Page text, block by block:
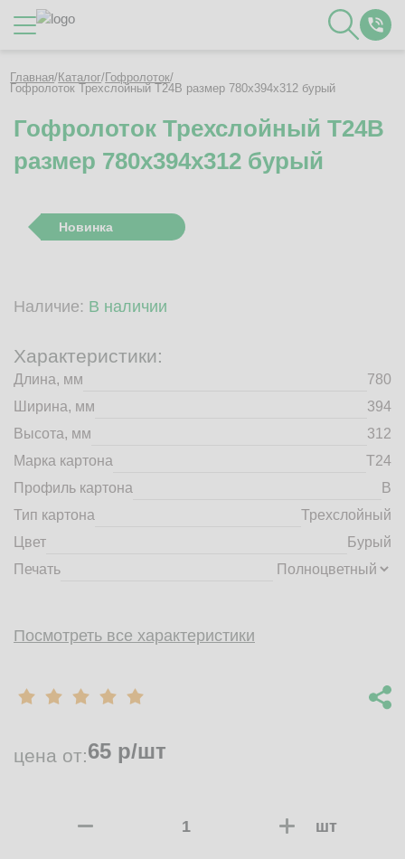
О Компании
Контакты
Полезное
Вакансии
Гофротара с печатью
Рассчитать стоимость упаковки
Пн-Пт 8:00 - 17:00
+7 (4832) 71-44-42
г. Брянск, Белобережская улица, 1А
© 2014 - 2026 | ООО ТД "Брянский картон" Все права защищены,
материалов с сайта строго запрещено.
Главная/Каталог/Гофролоток/
Гофролоток Трехслойный Т24B размер 780x394x312 бурый
Гофролоток Трехслойный Т24B
размер 780x394x312 бурый
Новинка
Наличие: В наличии
Характеристики:
Длина, мм
780
Ширина, мм
394
Высота, мм
312
Марка картона
Т24
Профиль картона
B
Тип картона
Трехслойный
Цвет
Бурый
Печать
Посмотреть все характеристики
цена от:65 р/шт
шт